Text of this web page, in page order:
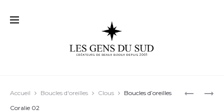
BOUCLES
BOUCLES
Accueil Boucles d'oreilles Clous
Boucles d’oreilles
Coralie 02